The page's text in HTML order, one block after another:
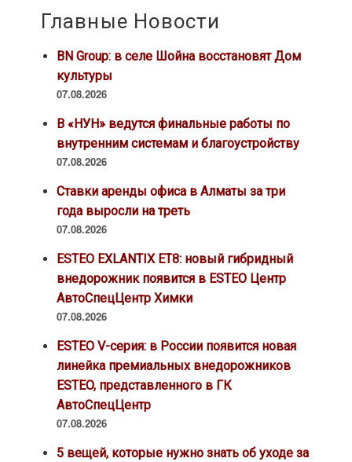
Главные Новости
BN Group: в селе Шойна восстановят Дом
культуры
07.08.2026
В «НУН» ведутся финальные работы по
внутренним системам и благоустройству
07.08.2026
Ставки аренды офиса в Алматы за три
года выросли на треть
07.08.2026
ESTEO EXLANTIX ET8: новый гибридный
внедорожник появится в ESTEO Центр
АвтоСпецЦентр Химки
07.08.2026
ESTEO V-серия: в России появится новая
линейка премиальных внедорожников
ESTEO, представленного в ГК
АвтоСпецЦентр
07.08.2026
5 вещей, которые нужно знать об уходе за